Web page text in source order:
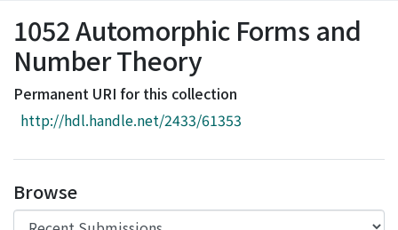
Browse
Download Ranking
Access Statistics
1052 Automorphic Forms and
Number Theory
Permanent URI for this collection
http://hdl.handle.net/2433/61353
Browse